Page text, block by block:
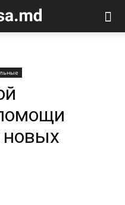
новых